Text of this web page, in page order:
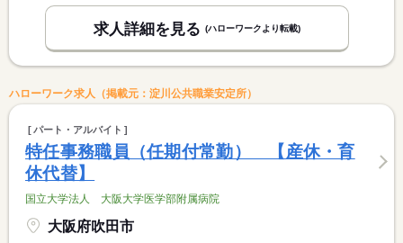
求人詳細を見る (ハローワークより転載)
ハローワーク求人（掲載元：淀川公共職業安定所）
パート・アルバイト
特任事務職員（任期付常勤） 【産休・育
休代替】
国立大学法人 大阪大学医学部附属病院
大阪府吹田市